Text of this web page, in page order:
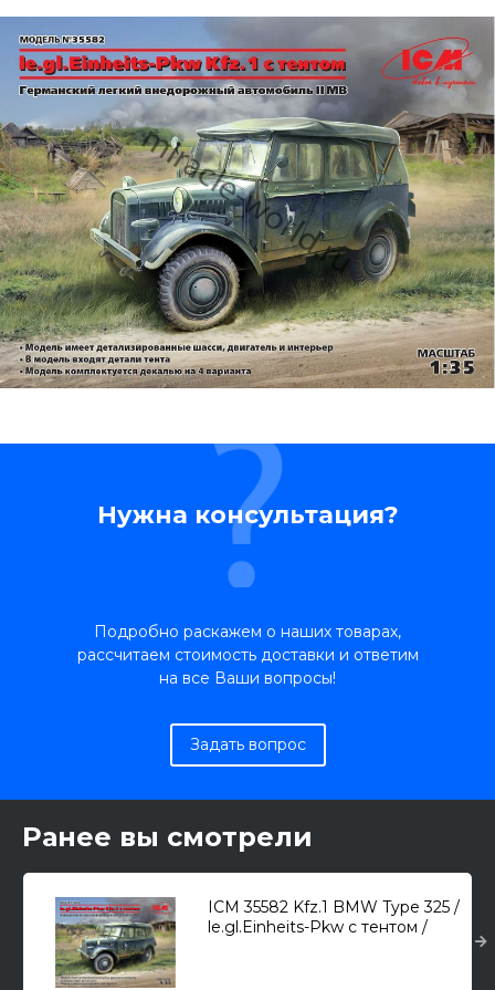
Нужна консультация?
Подробно раскажем о наших товарах,
рассчитаем стоимость доставки и ответим
на все Ваши вопросы!
Задать вопрос
Ранее вы смотрели
ICM 35582 Kfz.1 BMW Type 325 /
le.gl.Einheits-Pkw с тентом /